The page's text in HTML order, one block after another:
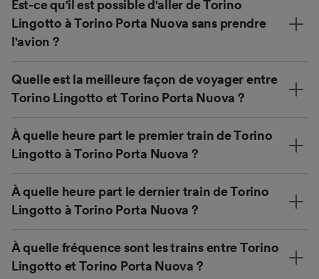
Est-ce qu'il est possible d'aller de Torino
Lingotto à Torino Porta Nuova sans prendre
l'avion ?
Quelle est la meilleure façon de voyager entre
Torino Lingotto et Torino Porta Nuova ?
À quelle heure part le premier train de Torino
Lingotto à Torino Porta Nuova ?
À quelle heure part le dernier train de Torino
Lingotto à Torino Porta Nuova ?
À quelle fréquence sont les trains entre Torino
Lingotto et Torino Porta Nuova ?